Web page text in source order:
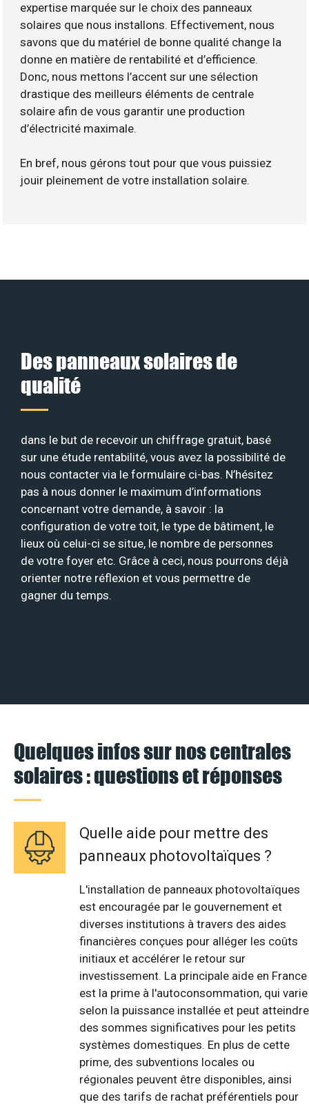
expertise marquée sur le choix des panneaux
solaires que nous installons. Effectivement, nous
savons que du matériel de bonne qualité change la
donne en matière de rentabilité et d’efficience.
Donc, nous mettons l’accent sur une sélection
drastique des meilleurs éléments de centrale
solaire afin de vous garantir une production
d’électricité maximale.
En bref, nous gérons tout pour que vous puissiez
jouir pleinement de votre installation solaire.
Des panneaux solaires de
qualité
dans le but de recevoir un chiffrage gratuit, basé
sur une étude rentabilité, vous avez la possibilité de
nous contacter via le formulaire ci-bas. N’hésitez
pas à nous donner le maximum d’informations
concernant votre demande, à savoir : la
configuration de votre toit, le type de bâtiment, le
lieux où celui-ci se situe, le nombre de personnes
de votre foyer etc. Grâce à ceci, nous pourrons déjà
orienter notre réflexion et vous permettre de
gagner du temps.
Quelques infos sur nos centrales
solaires : questions et réponses
Quelle aide pour mettre des
panneaux photovoltaïques ?
L'installation de panneaux photovoltaïques
est encouragée par le gouvernement et
diverses institutions à travers des aides
financières conçues pour alléger les coûts
initiaux et accélérer le retour sur
investissement. La principale aide en France
est la prime à l'autoconsommation, qui varie
selon la puissance installée et peut atteindre
des sommes significatives pour les petits
systèmes domestiques. En plus de cette
prime, des subventions locales ou
régionales peuvent être disponibles, ainsi
que des tarifs de rachat préférentiels pour